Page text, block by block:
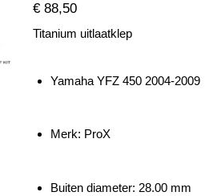
€ 88,50
Titanium uitlaatklep
Yamaha YFZ 450 2004-2009
Merk: ProX
Buiten diameter: 28.00 mm